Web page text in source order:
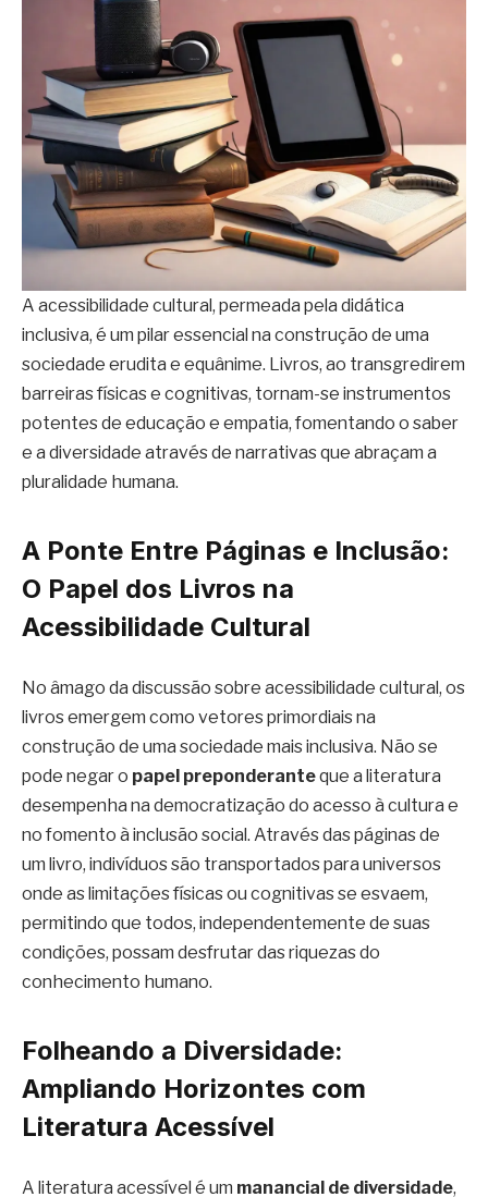
A acessibilidade cultural, permeada pela didática
inclusiva, é um pilar essencial na construção de uma
sociedade erudita e equânime. Livros, ao transgredirem
barreiras físicas e cognitivas, tornam-se instrumentos
potentes de educação e empatia, fomentando o saber
e a diversidade através de narrativas que abraçam a
pluralidade humana.
A Ponte Entre Páginas e Inclusão:
O Papel dos Livros na
Acessibilidade Cultural
No âmago da discussão sobre acessibilidade cultural, os
livros emergem como vetores primordiais na
construção de uma sociedade mais inclusiva. Não se
pode negar o papel preponderanteque a literatura
desempenha na democratização do acesso à cultura e
no fomento à inclusão social. Através das páginas de
um livro, indivíduos são transportados para universos
onde as limitações físicas ou cognitivas se esvaem,
permitindo que todos, independentemente de suas
condições, possam desfrutar das riquezas do
conhecimento humano.
Folheando a Diversidade:
Ampliando Horizontes com
Literatura Acessível
A literatura acessível é um manancial de diversidade,